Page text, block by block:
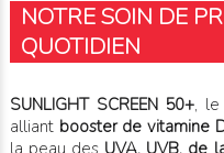
NOTRE SOIN DE
QUOTIDIEN
SUNLIGHT SCREEN 50+, le
alliant booster de vitamine